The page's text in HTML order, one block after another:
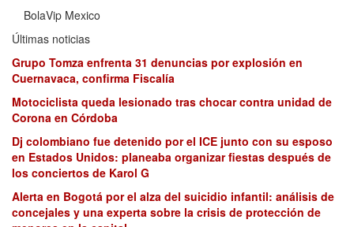
BolaVip Mexico
Últimas noticias
Grupo Tomza enfrenta 31 denuncias por explosión en
Cuernavaca, confirma Fiscalía
Motociclista queda lesionado tras chocar contra unidad de
Corona en Córdoba
Dj colombiano fue detenido por el ICE junto con su esposo
en Estados Unidos: planeaba organizar fiestas después de
los conciertos de Karol G
Alerta en Bogotá por el alza del suicidio infantil: análisis de
concejales y una experta sobre la crisis de protección de